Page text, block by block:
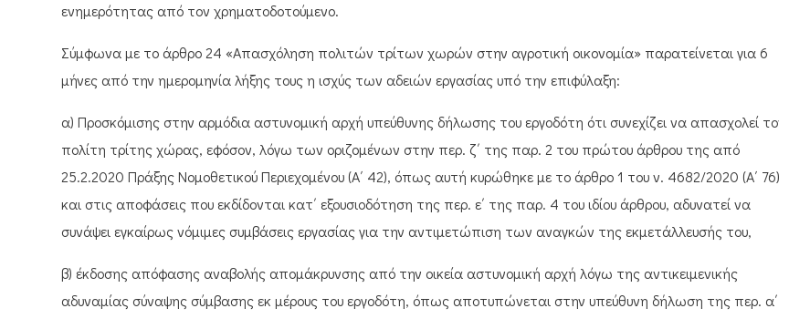
ενημερότητας από τον χρηματοδοτούμενο.
Σύμφωνα με το άρθρο 24 «Απασχόληση πολιτών τρίτων χωρών στην αγροτική οικονομία» παρατείνεται για 6
μήνες από την ημερομηνία λήξης τους η ισχύς των αδειών εργασίας υπό την επιφύλαξη:
α) Προσκόμισης στην αρμόδια αστυνομική αρχή υπεύθυνης δήλωσης του εργοδότη ότι συνεχίζει να απασχολεί τον
πολίτη τρίτης χώρας, εφόσον, λόγω των οριζομένων στην περ. ζ΄ της παρ. 2 του πρώτου άρθρου της από
25.2.2020 Πράξης Νομοθετικού Περιεχομένου (Α΄ 42), όπως αυτή κυρώθηκε με το άρθρο 1 του ν. 4682/2020 (Α΄ 76)
και στις αποφάσεις που εκδίδονται κατ΄ εξουσιοδότηση της περ. ε΄ της παρ. 4 του ιδίου άρθρου, αδυνατεί να
συνάψει εγκαίρως νόμιμες συμβάσεις εργασίας για την αντιμετώπιση των αναγκών της εκμετάλλευσής του,
β) έκδοσης απόφασης αναβολής απομάκρυνσης από την οικεία αστυνομική αρχή λόγω της αντικειμενικής
αδυναμίας σύναψης σύμβασης εκ μέρους του εργοδότη, όπως αποτυπώνεται στην υπεύθυνη δήλωση της περ. α΄.